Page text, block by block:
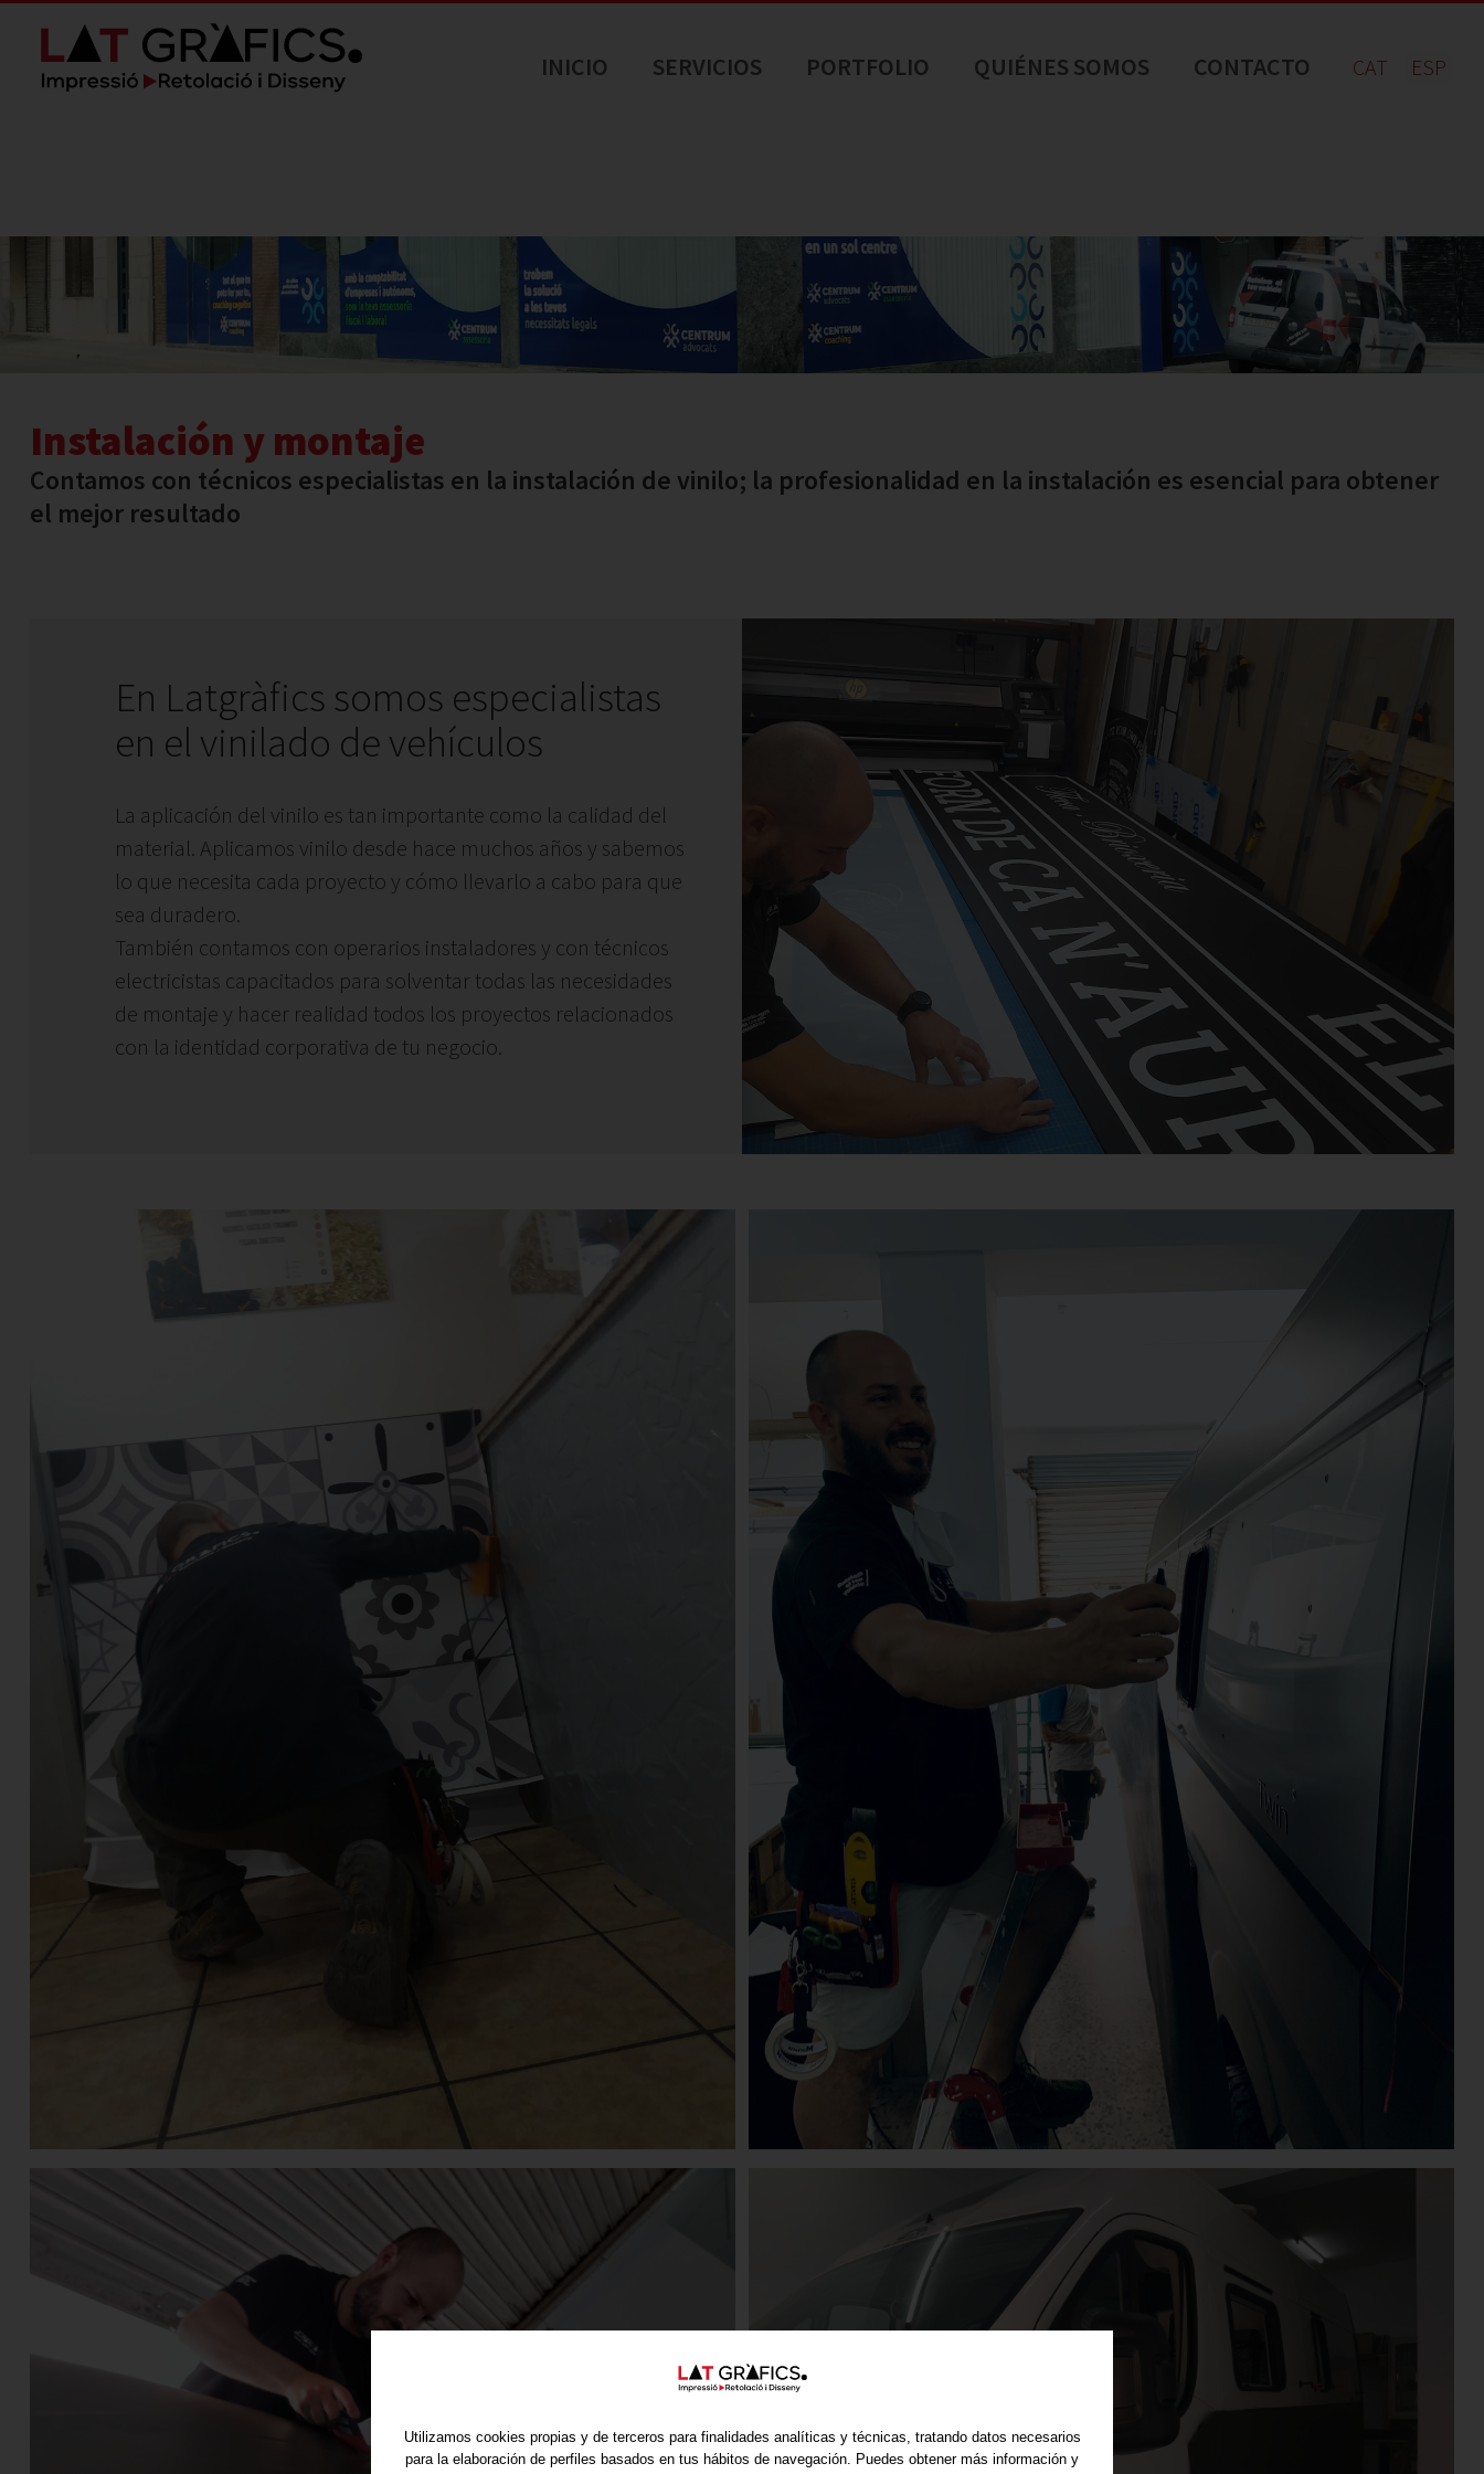
INICIO SERVICIOS PORTFOLIO QUIÉNES SOMOS CONTACTO CAT ESP
Instalación y montaje
Contamos con técnicos especialistas en la instalación de vinilo; la profesionalidad en la instalación es esencial para obtener
el mejor resultado
En Latgràfics somos especialistas
en el vinilado de vehículos
La aplicación del vinilo es tan importante como la calidad del
material. Aplicamos vinilo desde hace muchos años y sabemos
lo que necesita cada proyecto y cómo llevarlo a cabo para que
sea duradero.
También contamos con operarios instaladores y con técnicos
electricistas capacitados para solventar todas las necesidades
de montaje y hacer realidad todos los proyectos relacionados
con la identidad corporativa de tu negocio.
Utilizamos cookies propias y de terceros para finalidades analíticas y técnicas, tratando datos necesarios
para la elaboración de perfiles basados en tus hábitos de navegación. Puedes obtener más información y